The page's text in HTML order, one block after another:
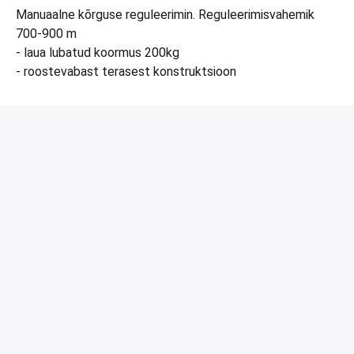
Manuaalne kõrguse reguleerimin. Reguleerimisvahemik
700-900 m
- laua lubatud koormus 200kg
- roostevabast terasest konstruktsioon